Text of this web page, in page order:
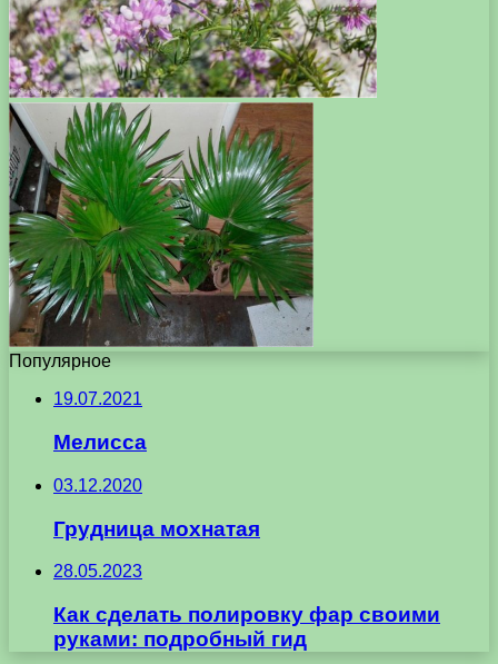
Популярное
19.07.2021
Мелисса
03.12.2020
Грудница мохнатая
28.05.2023
Как сделать полировку фар своими
руками: подробный гид